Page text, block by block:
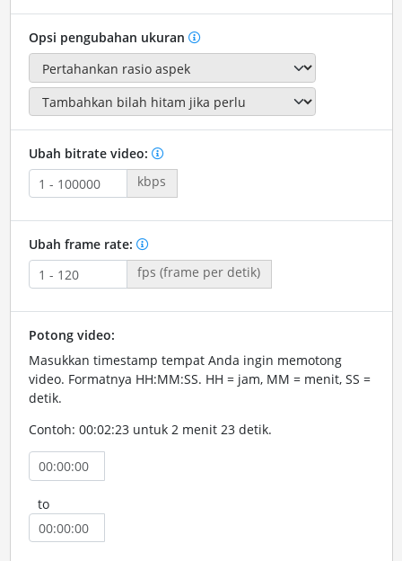
Opsi pengubahan ukuran
Ubah bitrate video:
kbps
Ubah frame rate:
fps (frame per detik)
Potong video:
Masukkan timestamp tempat Anda ingin memotong
video. Formatnya HH:MM:SS. HH = jam, MM = menit, SS =
detik.
Contoh: 00:02:23 untuk 2 menit 23 detik.
to